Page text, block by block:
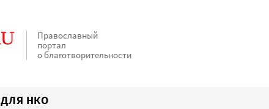
Православный
портал
о благотворительности
ДЛЯ НКО